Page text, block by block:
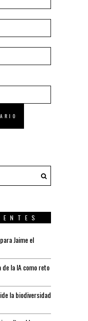
Jaime el
la IA como reto
la biodiversidad